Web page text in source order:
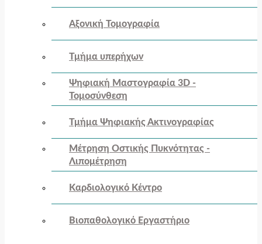
Αξονική Τομογραφία
Τμήμα υπερήχων
Ψηφιακή Μαστογραφία 3D -
Τομοσύνθεση
Τμήμα Ψηφιακής Ακτινογραφίας
Μέτρηση Οστικής Πυκνότητας -
Λιπομέτρηση
Καρδιολογικό Κέντρο
Βιοπαθολογικό Εργαστήριο